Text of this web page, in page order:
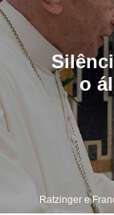
o
Ratzinger e